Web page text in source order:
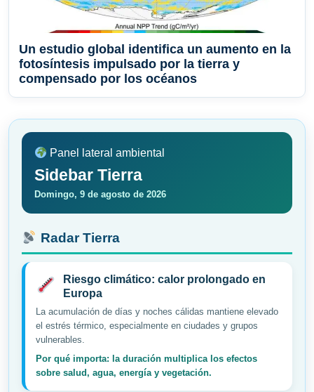
Un estudio global identifica un aumento en la
fotosíntesis impulsado por la tierra y
compensado por los océanos
Panel lateral ambiental
Sidebar Tierra
Domingo, 9 de agosto de 2026
Radar Tierra
Riesgo climático: calor prolongado en
Europa
La acumulación de días y noches cálidas mantiene elevado
el estrés térmico, especialmente en ciudades y grupos
vulnerables.
Por qué importa: la duración multiplica los efectos
sobre salud, agua, energía y vegetación.